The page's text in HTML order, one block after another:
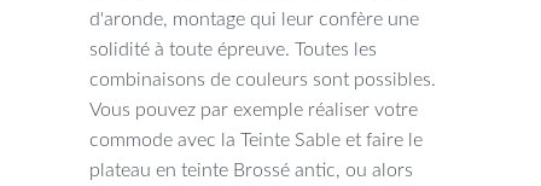
d'aronde, montage qui leur confère une
solidité à toute épreuve. Toutes les
combinaisons de couleurs sont possibles.
Vous pouvez par exemple réaliser votre
commode avec la Teinte Sable et faire le
plateau en teinte Brossé antic, ou alors